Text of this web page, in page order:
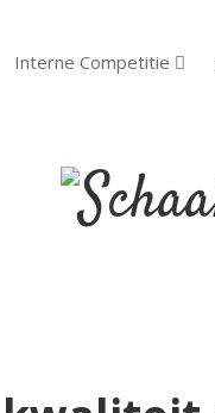
dropdown menu
Interne Competitie